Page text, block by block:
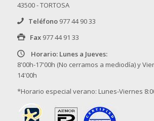
43500 - TORTOSA
Teléfono 977 44 90 33
Fax 977 44 91 33
Horario: Lunes a Jueves:
8'00h-17'00h (No cerramos a mediodía) y
14'00h
*Horario especial verano: Lunes-Viernes